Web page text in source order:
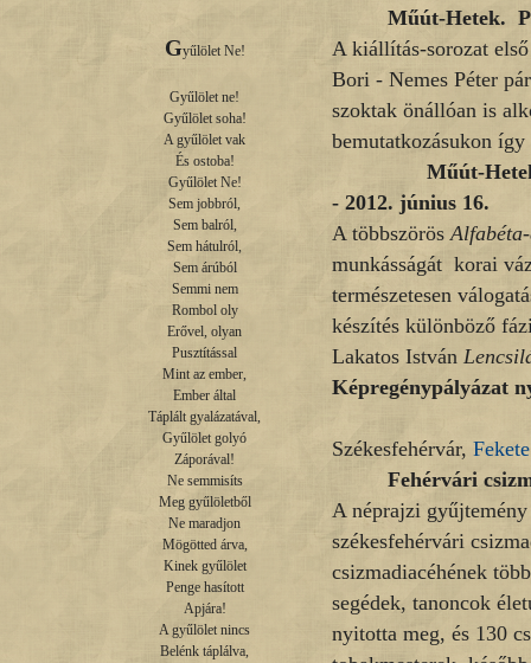
Gyűlölet Ne!
Gyűlölet ne!
Gyűlölet soha!
A gyűlölet vak
És ostoba!
Gyűlölet Ne!
Sem jobbról,
Sem balról,
Sem hátulról,
Sem árúból
Semmi nem
Rombol oly
Erővel, olyan
Pusztítással
Mint az ember,
Ember által
Táplált gyalázatával,
Gyűlölet golyó
Záporával!
Ne semmisíts
Meg gyűlöletből
Ne maradjon
Mögötted árva,
Kinek gyűlölet
Penge hasított
Apjára!
A gyűlölet nincs
Belénk táplálva,
Műút-Hetek.
A kiállítás-sorozat
Bori - Nemes Péter
szoktak önállóan is
bemutatkozásukon
Műút-Hetek.
- 2012. június 16.
A többszörös
munkásságát korai
természetesen
készítés különböző
Lakatos István
Képregénypályázat
Székesfehérvár,
Fehérvári
A néprajzi gyűjtemény
székesfehérvári
csizmadiacéhének
segédek, tanoncok
nyitotta meg, és 130